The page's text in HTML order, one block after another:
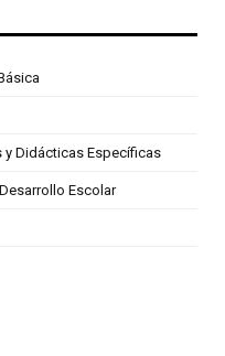
y Didácticas Específicas
Escolar